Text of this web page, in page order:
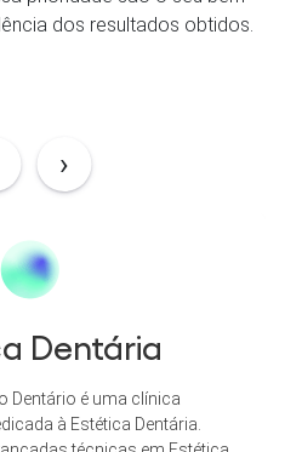
dos resultados obtidos.
e
são condições médicas
›